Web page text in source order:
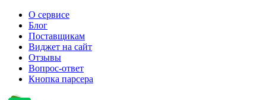
О сервисе
Блог
Поставщикам
Виджет на сайт
Отзывы
Вопрос-ответ
Кнопка парсера